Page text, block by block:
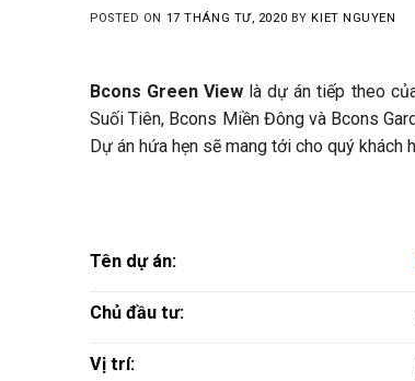
POSTED ON 17 THÁNG TƯ, 2020 BYKIET NGUYEN
Bcons Green View là dự án tiếp theo
Suối Tiên, Bcons Miền Đông và Bcons
Dự án hứa hẹn sẽ mang tới cho quý khách
Tên dự án:
Chủ đầu tư:
Vị trí: